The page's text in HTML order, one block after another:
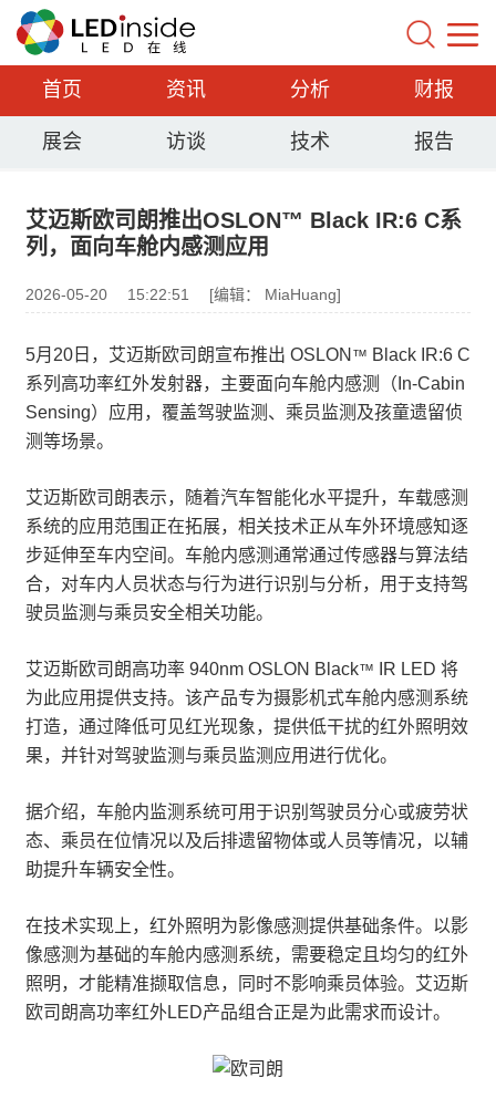
首页 资讯 分析 财报
展会 访谈 技术 报告
艾迈斯欧司朗推出OSLON™ Black IR:6 C系
列，面向车舱内感测应用
2026-05-20 15:22:51 [编辑： MiaHuang]
5月20日，艾迈斯欧司朗宣布推出 OSLON ™ Black IR:6 C
系列高功率红外发射器，主要面向车舱内感测（In-Cabin
Sensing）应用，覆盖驾驶监测、乘员监测及孩童遗留侦
测等场景。
艾迈斯欧司朗表示，随着汽车智能化水平提升，车载感测
系统的应用范围正在拓展，相关技术正从车外环境感知逐
步延伸至车内空间。车舱内感测通常通过传感器与算法结
合，对车内人员状态与行为进行识别与分析，用于支持驾
驶员监测与乘员安全相关功能。
艾迈斯欧司朗高功率 940nm OSLON Black™ IR LED 将
为此应用提供支持。该产品专为摄影机式车舱内感测系统
打造，通过降低可见红光现象，提供低干扰的红外照明效
果，并针对驾驶监测与乘员监测应用进行优化。
据介绍，车舱内监测系统可用于识别驾驶员分心或疲劳状
态、乘员在位情况以及后排遗留物体或人员等情况，以辅
助提升车辆安全性。
在技术实现上，红外照明为影像感测提供基础条件。以影
像感测为基础的车舱内感测系统，需要稳定且均匀的红外
照明，才能精准撷取信息，同时不影响乘员体验。艾迈斯
欧司朗高功率红外LED产品组合正是为此需求而设计。